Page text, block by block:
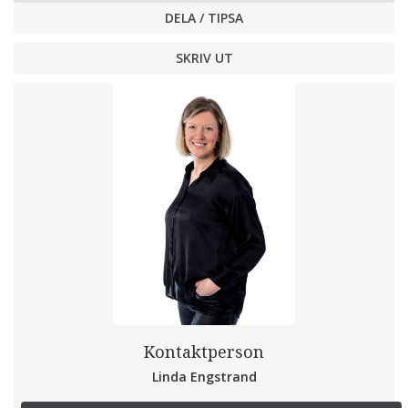
DELA / TIPSA
SKRIV UT
Kontaktperson
Linda Engstrand